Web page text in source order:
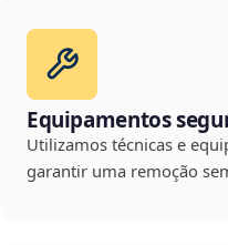
Equipamentos
Utilizamos técnicas e
garantir uma remoção